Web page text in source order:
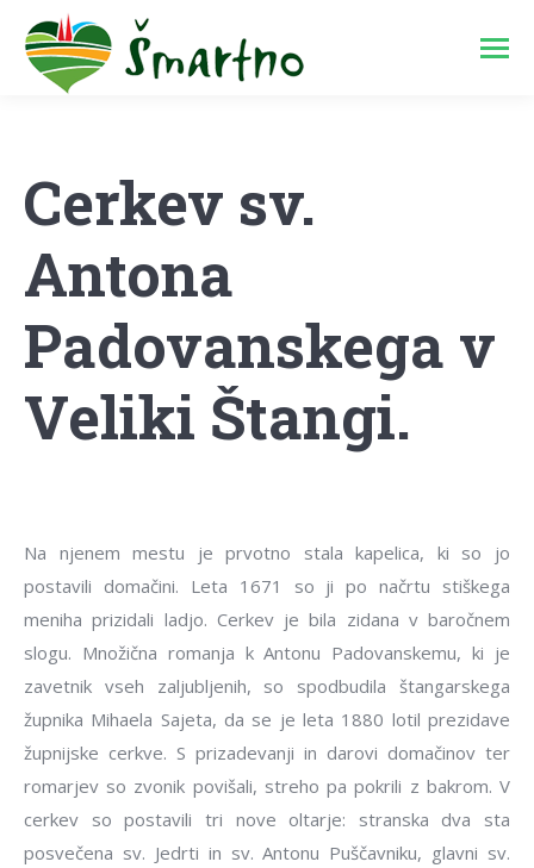
Cerkev sv.
Antona
Padovanskega v
Veliki Štangi.
Na njenem mestu je prvotno stala kapelica, ki so jo
postavili domačini. Leta 1671 so ji po načrtu stiškega
meniha prizidali ladjo. Cerkev je bila zidana v baročnem
slogu. Množična romanja k Antonu Padovanskemu, ki je
zavetnik vseh zaljubljenih, so spodbudila štangarskega
župnika Mihaela Sajeta, da se je leta 1880 lotil prezidave
župnijske cerkve. S prizadevanji in darovi domačinov ter
romarjev so zvonik povišali, streho pa pokrili z bakrom. V
cerkev so postavili tri nove oltarje: stranska dva sta
posvečena sv. Jedrti in sv. Antonu Puščavniku, glavni sv.